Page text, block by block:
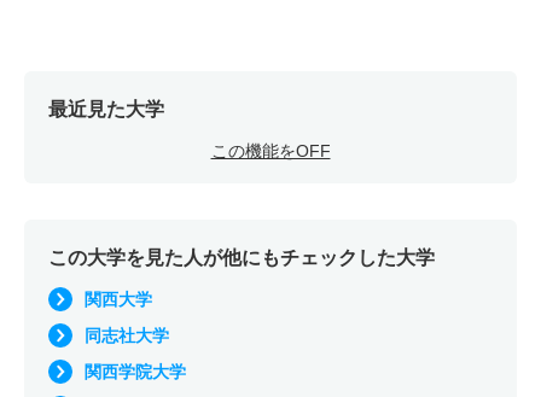
最近見た大学
この機能をOFF
この大学を見た人が他にもチェックした大学
関西大学
同志社大学
関西学院大学